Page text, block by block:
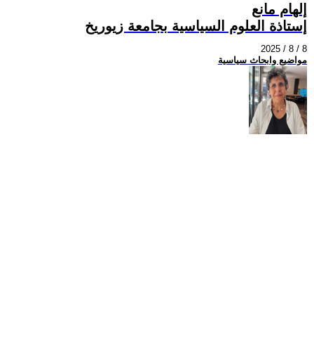
إلهام مانع
إستاذة العلوم السياسية بجامعة زيوريخ
2025 / 8 / 8
مواضيع وابحاث سياسية